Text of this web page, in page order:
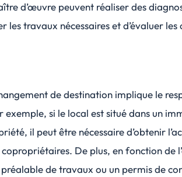
d’œuvre peuvent réaliser des
les travaux nécessaires et d’évaluer les
de destination implique le
si le local est situé dans un
il peut être nécessaire d’obtenir
copropriétaires. De plus, en fonction de
de travaux ou un permis de